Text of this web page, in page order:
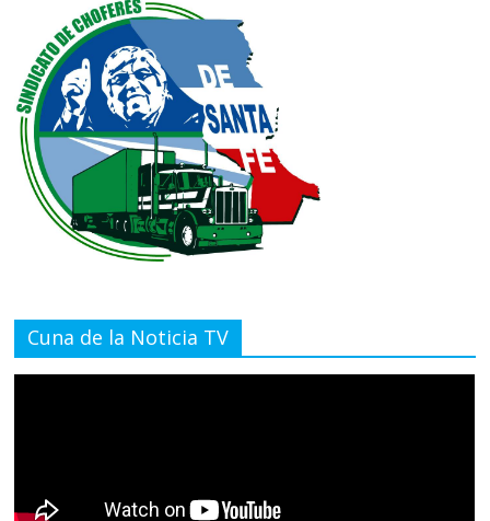
Cuna de la Noticia TV